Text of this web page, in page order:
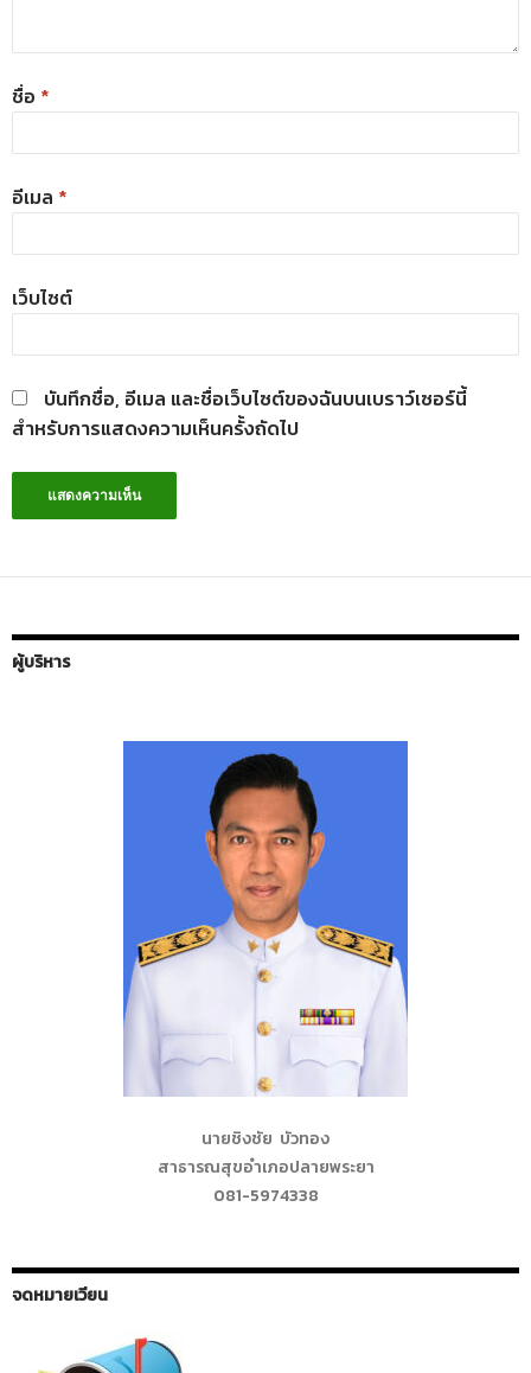
ชื่อ *
อีเมล *
เว็บไซต์
บันทึกชื่อ, อีเมล และชื่อเว็บไซต์ของฉันบนเบราว์เซอร์นี้
สำหรับการแสดงความเห็นครั้งถัดไป
ผู้บริหาร
นายชิงชัย บัวทอง
สาธารณสุขอำเภอปลายพระยา
081-5974338
จดหมายเวียน